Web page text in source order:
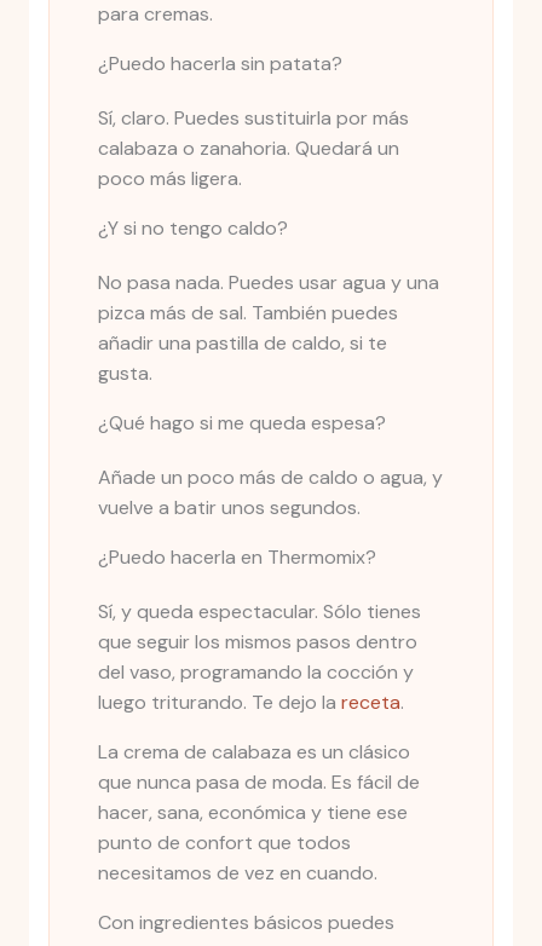
para cremas.
¿Puedo hacerla sin patata?
Sí, claro. Puedes sustituirla por más
calabaza o zanahoria. Quedará un
poco más ligera.
¿Y si no tengo caldo?
No pasa nada. Puedes usar agua y una
pizca más de sal. También puedes
añadir una pastilla de caldo, si te
gusta.
¿Qué hago si me queda espesa?
Añade un poco más de caldo o agua, y
vuelve a batir unos segundos.
¿Puedo hacerla en Thermomix?
Sí, y queda espectacular. Sólo tienes
que seguir los mismos pasos dentro
del vaso, programando la cocción y
luego triturando. Te dejo la receta.
La crema de calabaza es un clásico
que nunca pasa de moda. Es fácil de
hacer, sana, económica y tiene ese
punto de confort que todos
necesitamos de vez en cuando.
Con ingredientes básicos puedes